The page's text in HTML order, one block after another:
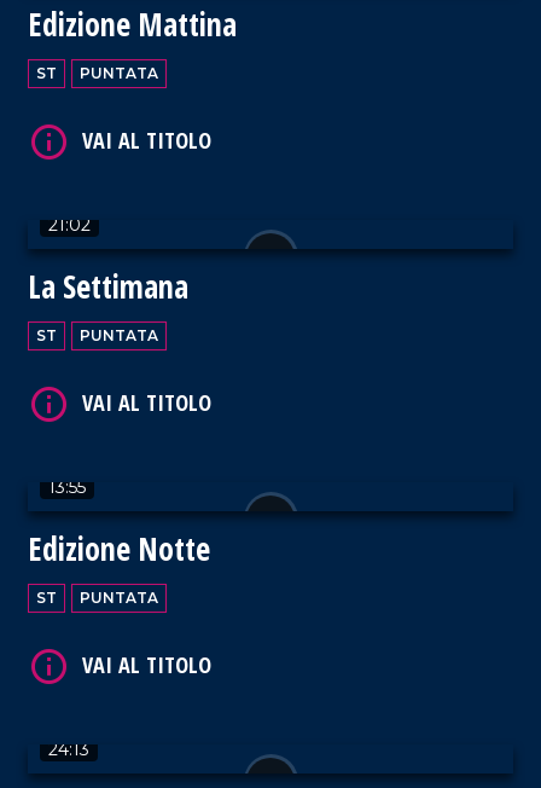
Edizione Mattina
ST PUNTATA
21:02
La Settimana
ST PUNTATA
13:55
Edizione Notte
ST PUNTATA
24:13
VAI AL TITOLO
VAI AL TITOLO